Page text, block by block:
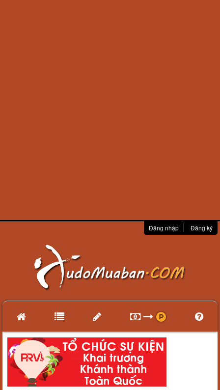
Đăng nhập Đăng ký